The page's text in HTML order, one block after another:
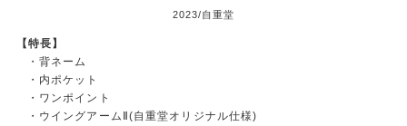
2023/自重堂
【特長】
・背ネーム
・内ポケット
・ワンポイント
・ウイングアームⅡ(自重堂オリジナル仕様)